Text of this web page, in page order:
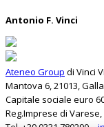
Antonio F. Vinci
Ateneo Group di Vinci
Mantova 6, 21013,
Capitale sociale euro
Reg.Imprese di Varese,